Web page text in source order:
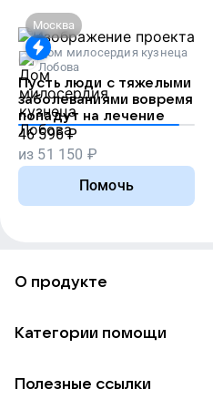
Москва
Дом милосердия кузнеца
Лобова
Пусть люди с тяжелыми
заболеваниями вовремя
попадут на лечение
46 596 ₽
из 51 150 ₽
Помочь
О продукте
Использование материалов
Категории помощи
Полезные ссылки